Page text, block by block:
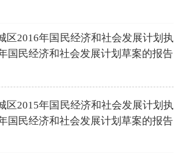
区2016年国民经济和社会发展计划执
国民经济和社会发展计划草案的报告
区2015年国民经济和社会发展计划执
国民经济和社会发展计划草案的报告